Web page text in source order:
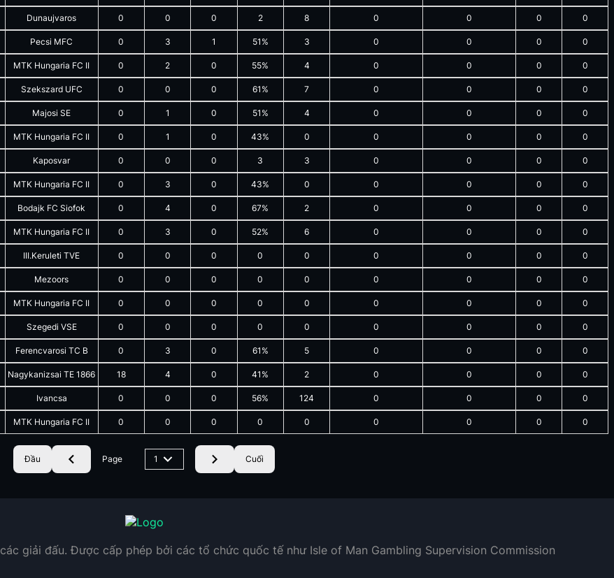
Dunaujvaros 0 0 0 2 8 0 0 0 0
Pecsi MFC 0 3 1 51% 3 0 0 0 0
MTK Hungaria FC II 0 2 0 55% 4 0 0 0 0
Szekszard UFC 0 0 0 61% 7 0 0 0 0
Majosi SE 0 1 0 51% 4 0 0 0 0
MTK Hungaria FC II 0 1 0 43% 0 0 0 0 0
Kaposvar 0 0 0 3 3 0 0 0 0
MTK Hungaria FC II 0 3 0 43% 0 0 0 0 0
Bodajk FC Siofok 0 4 0 67% 2 0 0 0 0
MTK Hungaria FC II 0 3 0 52% 6 0 0 0 0
III.Keruleti TVE 0 0 0 0 0 0 0 0 0
Mezoors 0 0 0 0 0 0 0 0 0
MTK Hungaria FC II 0 0 0 0 0 0 0 0 0
Szegedi VSE 0 0 0 0 0 0 0 0 0
Ferencvarosi TC B 0 3 0 61% 5 0 0 0 0
Nagykanizsai TE 1866 18 4 0 41% 2 0 0 0 0
Ivancsa 0 0 0 56% 124 0 0 0 0
MTK Hungaria FC II 0 0 0 0 0 0 0 0 0
Đầu Page 1 Cuối
các giải đấu. Được cấp phép bởi các tổ chức quốc tế như Isle of Man Gambling Supervision Commission